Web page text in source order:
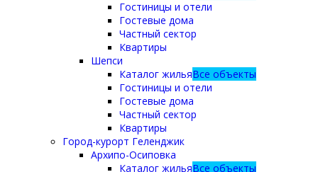
Гостиницы и отели
Гостевые дома
Частный сектор
Квартиры
Шепси
Каталог жильяВсе объекты
Гостиницы и отели
Гостевые дома
Частный сектор
Квартиры
Город-курорт Геленджик
Архипо-Осиповка
Каталог жильяВсе объекты